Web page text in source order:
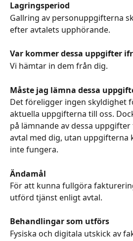
Lagringsperiod
Gallring av personuppgifterna
efter avtalets upphörande.
Var kommer dessa uppgifter
Vi hämtar in dem från dig.
Måste jag lämna dessa
Det föreligger ingen skyldighet
aktuella uppgifterna till oss.
på lämnande av dessa
avtal med dig, utan uppgifterna
inte fungera.
Ändamål
För att kunna fullgöra
utförd tjänst enligt avtal.
Behandlingar som utförs
Fysiska och digitala utskick av